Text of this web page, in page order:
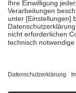
• Kindern und
mit Ausnahme der
• Untersuchungen
GKV getragen werden
• empfohlenen
Wir nutzen Trusted